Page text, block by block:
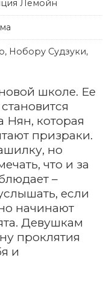
Лемойн
Нобору Судзуки,
школе. Ее
Нян, которая
призраки.
но
что и за
–
если
начинают
Девушкам
проклятия
и